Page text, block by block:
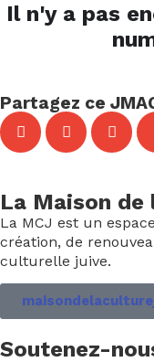
Il n'y a pas
Partagez ce
La Maison de
La MCJ est un
création, de
culturelle juive.
Soutenez-